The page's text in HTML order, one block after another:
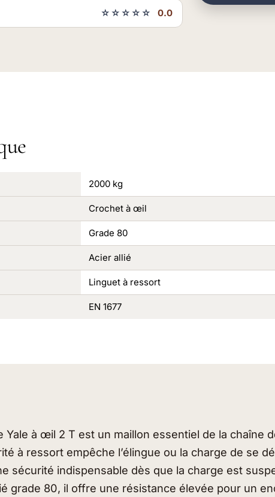
☆☆☆☆☆ 0.0
2000 kg
Crochet à œil
Grade 80
Acier allié
Linguet à ressort
EN 1677
Yale à œil 2 T est un maillon essentiel de la chaîne
à ressort empêche l’élingue ou la charge de se
sécurité indispensable dès que la charge est
grade 80, il offre une résistance élevée pour un